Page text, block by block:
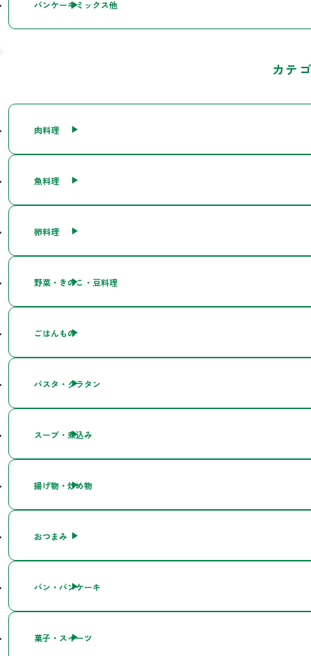
パンケーキミックス他
カテ
肉料理
魚料理
卵料理
野菜・きのこ・豆料理
ごはんもの
パスタ・グラタン
スープ・煮込み
揚げ物・炒め物
おつまみ
パン・パンケーキ
菓子・スイーツ